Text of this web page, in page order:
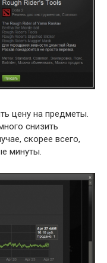
цену на предметы.
снизить
скорее всего,
минуты.